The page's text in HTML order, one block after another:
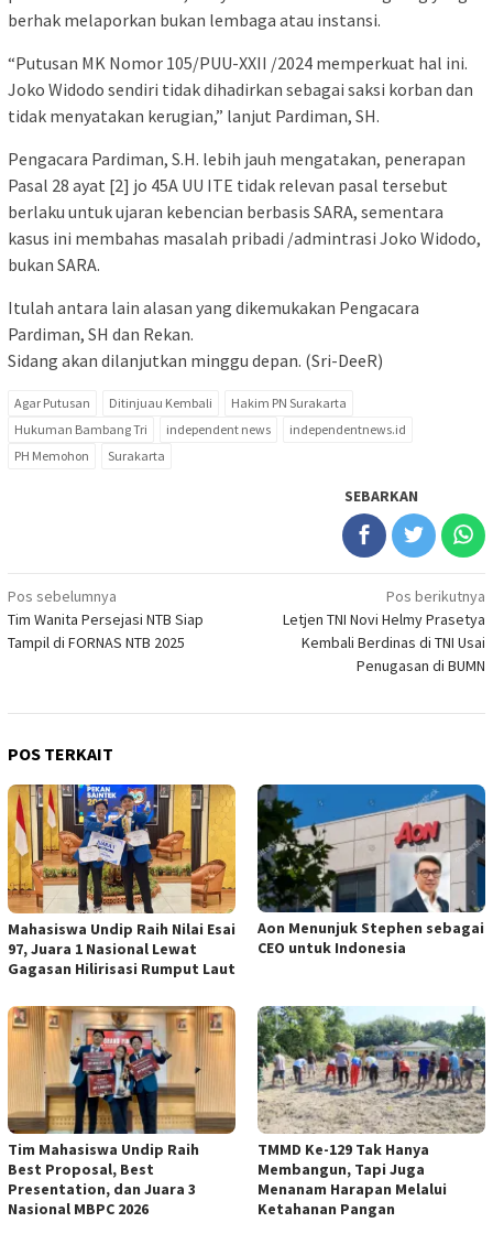
berhak melaporkan bukan lembaga atau instansi.
“Putusan MK Nomor 105/PUU-XXII /2024 memperkuat hal ini.
Joko Widodo sendiri tidak dihadirkan sebagai saksi korban dan
tidak menyatakan kerugian,” lanjut Pardiman, SH.
Pengacara Pardiman, S.H. lebih jauh mengatakan, penerapan
Pasal 28 ayat [2] jo 45A UU ITE tidak relevan pasal tersebut
berlaku untuk ujaran kebencian berbasis SARA, sementara
kasus ini membahas masalah pribadi /admintrasi Joko Widodo,
bukan SARA.
Itulah antara lain alasan yang dikemukakan Pengacara
Pardiman, SH dan Rekan.
Sidang akan dilanjutkan minggu depan. (Sri-DeeR)
Agar Putusan Ditinjuau Kembali
Hakim PN Surakarta
Hukuman Bambang Tri
independent news
independentnews.id
PH Memohon
Surakarta
SEBARKAN
Navigasi
pos
Pos sebelumnya
Tim Wanita Persejasi NTB Siap
Tampil di FORNAS NTB 2025
Pos berikutnya
Letjen TNI Novi Helmy Prasetya
Kembali Berdinas di TNI Usai
Penugasan di BUMN
POS TERKAIT
Mahasiswa Undip Raih Nilai Esai
97, Juara 1 Nasional Lewat
Gagasan Hilirisasi Rumput Laut
Aon Menunjuk Stephen sebagai
CEO untuk Indonesia
Tim Mahasiswa Undip Raih
Best Proposal, Best
Presentation, dan Juara 3
Nasional MBPC 2026
TMMD Ke-129 Tak Hanya
Membangun, Tapi Juga
Menanam Harapan Melalui
Ketahanan Pangan